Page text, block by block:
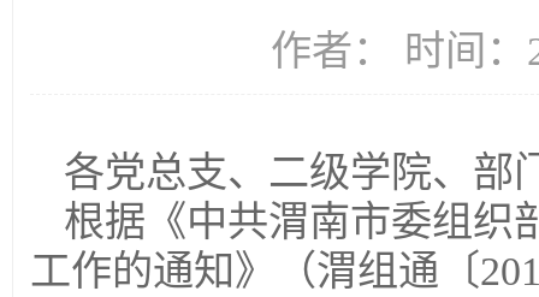
作者： 时间：
各党总支、二级学院、部
根据《中共渭南市委组织
工作的通知》（渭组通〔